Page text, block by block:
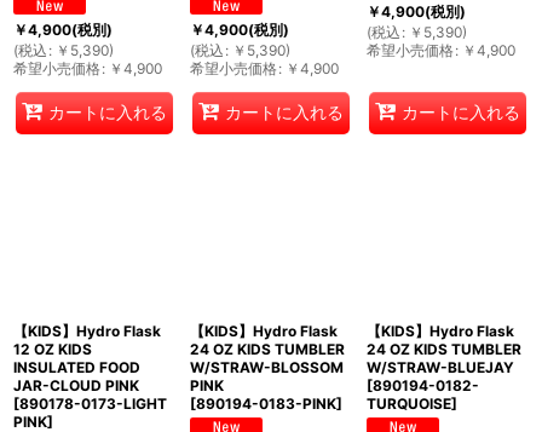
￥4,900(税別)
(税込 : ￥ 5,390)
希望小売価格: ￥ 4,900
カートに入れる
￥4,900(税別)
(税込 : ￥ 5,390)
希望小売価格: ￥ 4,900
カートに入れる
￥4,900(税別)
(税込 : ￥ 5,390)
希望小売価格: ￥ 4,900
カートに入れる
【KIDS】Hydro Flask
12 OZ KIDS
INSULATED FOOD
JAR-CLOUD PINK
[890178-0173-LIGHT
PINK]
【KIDS】Hydro Flask
24 OZ KIDS TUMBLER
W/STRAW-BLOSSOM
PINK
[890194-0183-PINK]
【KIDS】Hydro Flask
24 OZ KIDS TUMBLER
W/STRAW-BLUEJAY
[890194-0182-
TURQUOISE]